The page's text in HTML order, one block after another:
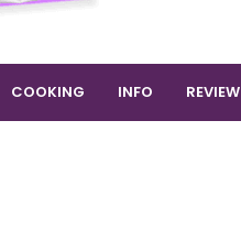
COOKING INFO REVIEW